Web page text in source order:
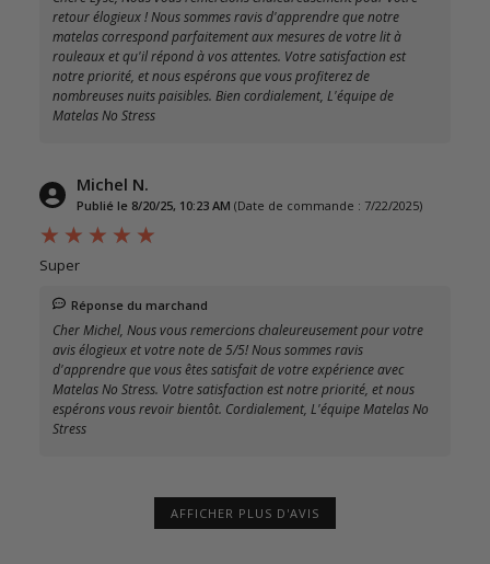
retour élogieux ! Nous sommes ravis d'apprendre que notre
matelas correspond parfaitement aux mesures de votre lit à
rouleaux et qu'il répond à vos attentes. Votre satisfaction est
notre priorité, et nous espérons que vous profiterez de
nombreuses nuits paisibles. Bien cordialement, L'équipe de
Matelas No Stress
Michel N.
Publié le 8/20/25, 10:23 AM (Date de commande : 7/22/2025)
Super
Réponse du marchand
Cher Michel, Nous vous remercions chaleureusement pour votre
avis élogieux et votre note de 5/5! Nous sommes ravis
d'apprendre que vous êtes satisfait de votre expérience avec
Matelas No Stress. Votre satisfaction est notre priorité, et nous
espérons vous revoir bientôt. Cordialement, L'équipe Matelas No
Stress
AFFICHER PLUS D'AVIS